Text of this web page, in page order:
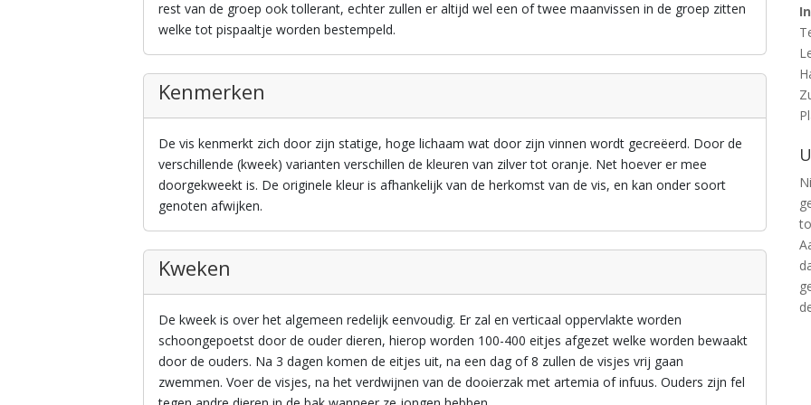
rest van de groep ook tollerant, echter zullen er altijd wel een of twee maanvissen in de groep zitten
welke tot pispaaltje worden bestempeld.
Kenmerken
De vis kenmerkt zich door zijn statige, hoge lichaam wat door zijn vinnen wordt gecreëerd. Door de
verschillende (kweek) varianten verschillen de kleuren van zilver tot oranje. Net hoever er mee
doorgekweekt is. De originele kleur is afhankelijk van de herkomst van de vis, en kan onder soort
genoten afwijken.
Kweken
De kweek is over het algemeen redelijk eenvoudig. Er zal en verticaal oppervlakte worden
schoongepoetst door de ouder dieren, hierop worden 100-400 eitjes afgezet welke worden bewaakt
door de ouders. Na 3 dagen komen de eitjes uit, na een dag of 8 zullen de visjes vrij gaan
zwemmen. Voer de visjes, na het verdwijnen van de dooierzak met artemia of infuus. Ouders zijn fel